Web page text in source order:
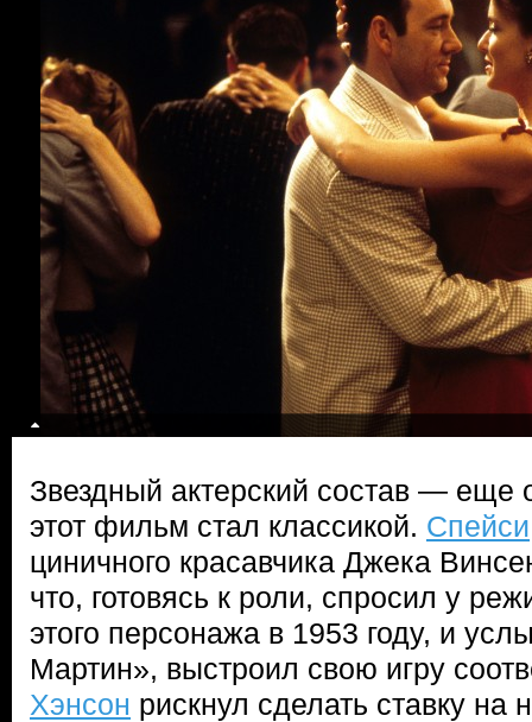
Звездный актерский состав — еще
этот фильм стал классикой. Спейси
циничного красавчика Джека
что, готовясь к роли, спросил у
этого персонажа в 1953 году, и
Мартин», выстроил свою игру
Хэнсон рискнул сделать ставку на